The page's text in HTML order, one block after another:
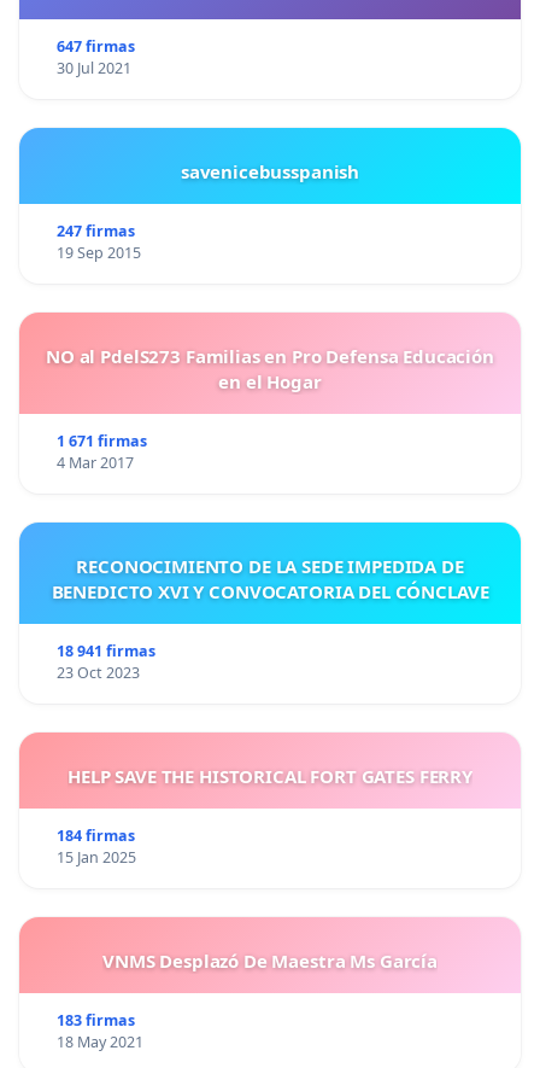
647 firmas
30 Jul 2021
savenicebusspanish
247 firmas
19 Sep 2015
NO al PdelS273 Familias en Pro Defensa Educación
en el Hogar
1 671 firmas
4 Mar 2017
RECONOCIMIENTO DE LA SEDE IMPEDIDA DE
BENEDICTO XVI Y CONVOCATORIA DEL CÓNCLAVE
18 941 firmas
23 Oct 2023
HELP SAVE THE HISTORICAL FORT GATES FERRY
184 firmas
15 Jan 2025
VNMS Desplazó De Maestra Ms García
183 firmas
18 May 2021